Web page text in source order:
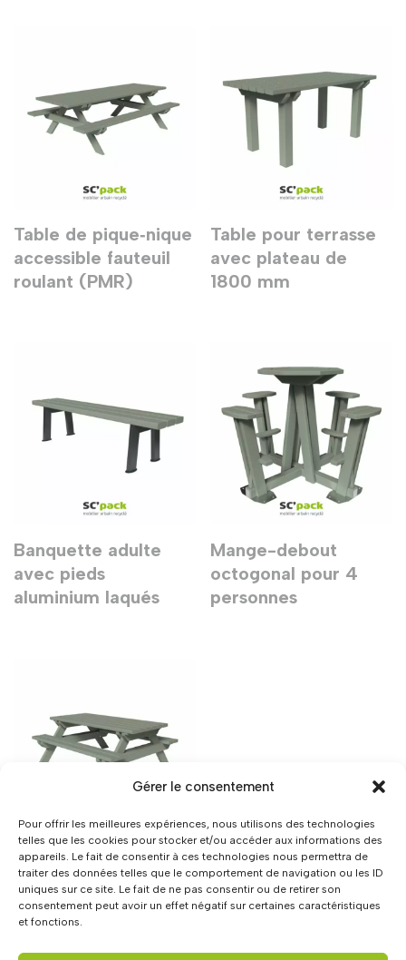
Gérer le consentement
Pour offrir les meilleures expériences, nous utilisons des technologies
telles que les cookies pour stocker et/ou accéder aux informations des
appareils. Le fait de consentir à ces technologies nous permettra de
traiter des données telles que le comportement de navigation ou les ID
uniques sur ce site. Le fait de ne pas consentir ou de retirer son
consentement peut avoir un effet négatif sur certaines caractéristiques
et fonctions.
Table de pique‑nique
accessible fauteuil
roulant (PMR)
Table pour terrasse
avec plateau de
1800 mm
Banquette adulte
avec pieds
aluminium laqués
Mange-debout
octogonal pour 4
personnes
Table de pique-nique
maternelle avec
plateau de 1500 mm